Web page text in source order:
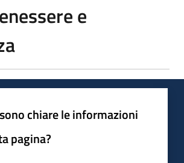
e
chiare le informazioni
pagina?